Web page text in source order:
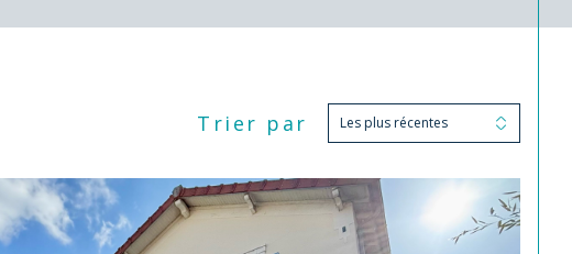
Trier par Les plus récentes